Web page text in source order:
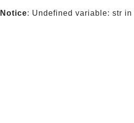
Notice: Undefined variable: str in